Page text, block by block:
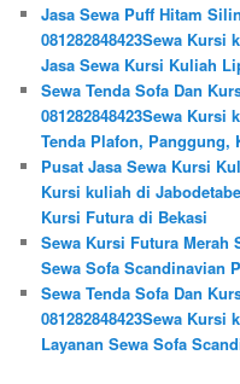
Jasa Sewa Puff Hitam
081282848423Sewa
Jasa Sewa Kursi Kuliah
Sewa Tenda Sofa Dan
081282848423Sewa
Tenda Plafon, Panggung,
Pusat Jasa Sewa Kursi
Kursi kuliah di
Kursi Futura di Bekasi
Sewa Kursi Futura Merah
Sewa Sofa Scandinavian
Sewa Tenda Sofa Dan
081282848423Sewa
Layanan Sewa Sofa